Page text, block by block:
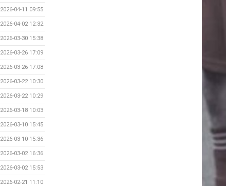
2026-04-11 09:55
2026-04-02 12:32
2026-03-30 15:38
2026-03-26 17:09
2026-03-26 17:08
2026-03-22 10:30
2026-03-22 10:29
2026-03-18 10:03
2026-03-10 15:45
2026-03-10 15:36
2026-03-02 16:36
2026-03-02 15:53
2026-02-21 11:10